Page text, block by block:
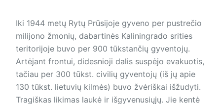
Iki 1944 metų Rytų Prūsijoje gyveno per pustrečio
milijono žmonių, dabartinės Kaliningrado srities
teritorijoje buvo per 900 tūkstančių gyventojų.
Artėjant frontui, didesnioji dalis suspėjo evakuotis,
tačiau per 300 tūkst. civilių gyventojų (iš jų apie
130 tūkst. lietuvių kilmės) buvo žvėriškai išžudyti.
Tragiškas likimas laukė ir išgyvenusiųjų. Jie kentė